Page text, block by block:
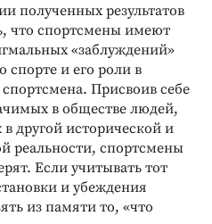
полученных результатов
что спортсмены имеют
«заблуждений»
спорте и его роли в
Присвоив себе
в обществе людей,
другой исторической и
реальности, спортсмены
Если учитывать тот
и убеждения
из памяти то, «что